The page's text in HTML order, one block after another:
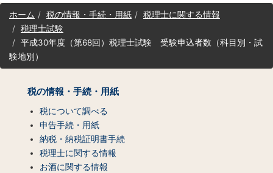
サ
イ
ッ
プ
ホーム 税の情報・手続・用紙
税理士に関する情報
税理士試験
平成30年度（第68回）税理士試験 受験申込者数（科目別・試
験地別）
税の情報・手続・用紙
税について調べる
申告手続・用紙
納税・納税証明書手続
税理士に関する情報
お酒に関する情報